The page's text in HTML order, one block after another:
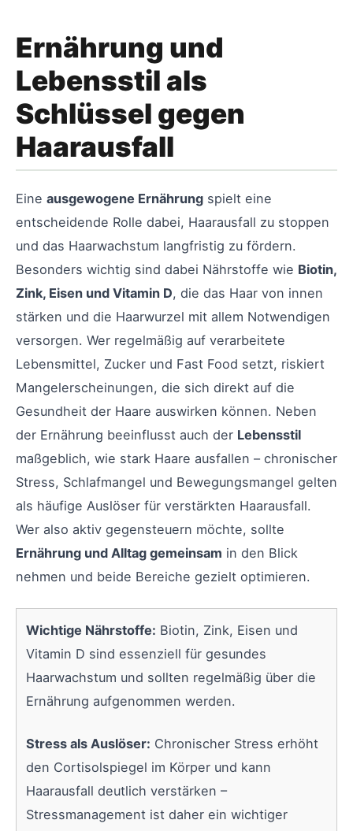
Ernährung und
Lebensstil als
Schlüssel gegen
Haarausfall
Eine ausgewogene Ernährung spielt eine
entscheidende Rolle dabei, Haarausfall zu stoppen
und das Haarwachstum langfristig zu fördern.
Besonders wichtig sind dabei Nährstoffe wie Biotin,
Zink, Eisen und Vitamin D, die das Haar von innen
stärken und die Haarwurzel mit allem Notwendigen
versorgen. Wer regelmäßig auf verarbeitete
Lebensmittel, Zucker und Fast Food setzt, riskiert
Mangelerscheinungen, die sich direkt auf die
Gesundheit der Haare auswirken können. Neben
der Ernährung beeinflusst auch der Lebensstil
maßgeblich, wie stark Haare ausfallen – chronischer
Stress, Schlafmangel und Bewegungsmangel gelten
als häufige Auslöser für verstärkten Haarausfall.
Wer also aktiv gegensteuern möchte, sollte
Ernährung und Alltag gemeinsam in den Blick
nehmen und beide Bereiche gezielt optimieren.
Wichtige Nährstoffe: Biotin, Zink, Eisen und
Vitamin D sind essenziell für gesundes
Haarwachstum und sollten regelmäßig über die
Ernährung aufgenommen werden.
Stress als Auslöser: Chronischer Stress erhöht
den Cortisolspiegel im Körper und kann
Haarausfall deutlich verstärken –
Stressmanagement ist daher ein wichtiger